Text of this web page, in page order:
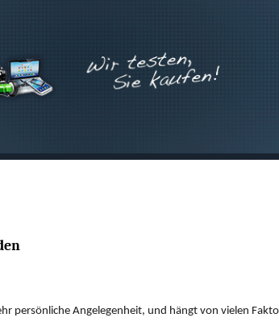
persönliche Angelegenheit, und hängt von vielen